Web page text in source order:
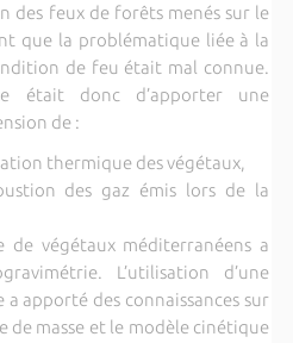
des feux de forêts menés sur le
que la problématique liée à la
de feu était mal connue.
était donc d’apporter une
de :
thermique des végétaux,
des gaz émis lors de la
de végétaux méditerranéens a
L’utilisation d’une
apporté des connaissances sur
masse et le modèle cinétique